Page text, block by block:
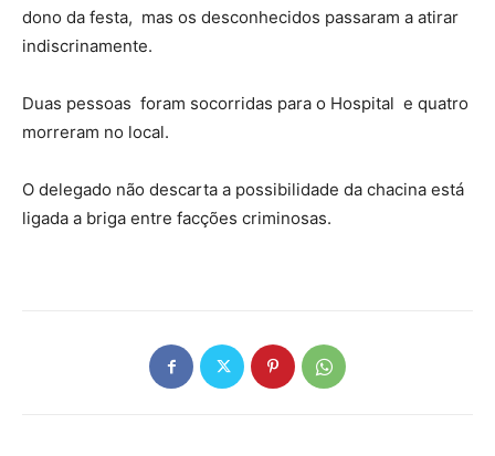
dono da festa, mas os desconhecidos passaram a atirar
indiscrinamente.
Duas pessoas foram socorridas para o Hospital e quatro
morreram no local.
O delegado não descarta a possibilidade da chacina está
ligada a briga entre facções criminosas.